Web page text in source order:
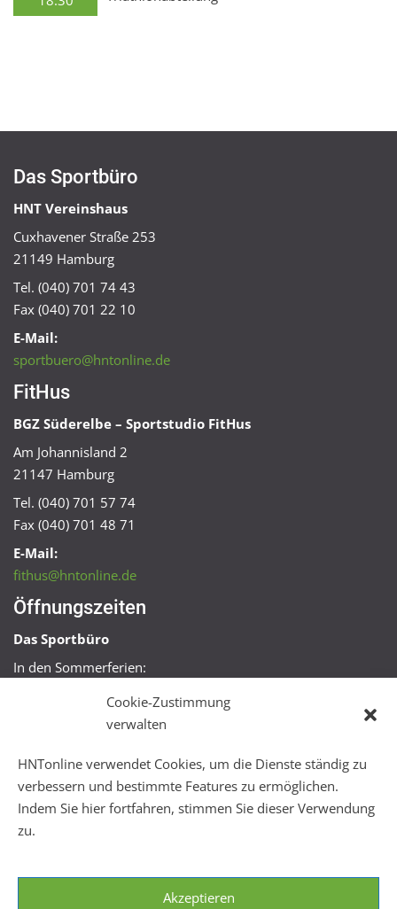
Cookie-Zustimmung
verwalten
HNTonline verwendet Cookies, um die Dienste ständig zu
verbessern und bestimmte Features zu ermöglichen.
Indem Sie hier fortfahren, stimmen Sie dieser Verwendung
zu.
Akzeptieren
Das Sportbüro
HNT Vereinshaus
Cuxhavener Straße 253
21149 Hamburg
Tel. (040) 701 74 43
Fax (040) 701 22 10
E-Mail:
sportbuero@hntonline.de
FitHus
BGZ Süderelbe – Sportstudio FitHus
Am Johannisland 2
21147 Hamburg
Tel. (040) 701 57 74
Fax (040) 701 48 71
E-Mail:
fithus@hntonline.de
Öffnungszeiten
Das Sportbüro
In den Sommerferien:
Mo + Mi 16:00 – 18:00 Uhr
Mo – Fr 08:00 – 22:00 Uhr
Sa + So 10:00 – 18:00 Uhr